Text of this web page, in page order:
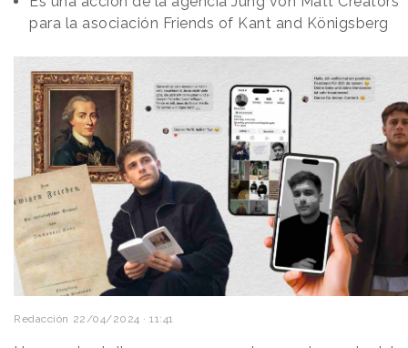
para la asociación Friends of Kant and Königsberg
Redacción 22/04/2024 · 11:41